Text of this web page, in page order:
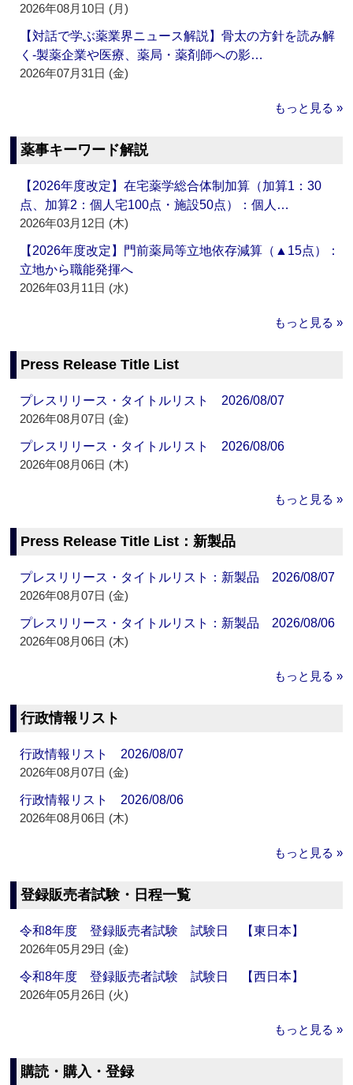
2026年08月10日 (月)
【対話で学ぶ薬業界ニュース解説】骨太の方針を読み解
く‐製薬企業や医療、薬局・薬剤師への影…
2026年07月31日 (金)
もっと見る »
薬事キーワード解説
【2026年度改定】在宅薬学総合体制加算（加算1：30
点、加算2：個人宅100点・施設50点）：個人…
2026年03月12日 (木)
【2026年度改定】門前薬局等立地依存減算（▲15点）：
立地から職能発揮へ
2026年03月11日 (水)
もっと見る »
Press Release Title List
プレスリリース・タイトルリスト 2026/08/07
2026年08月07日 (金)
プレスリリース・タイトルリスト 2026/08/06
2026年08月06日 (木)
もっと見る »
Press Release Title List：新製品
プレスリリース・タイトルリスト：新製品 2026/08/07
2026年08月07日 (金)
プレスリリース・タイトルリスト：新製品 2026/08/06
2026年08月06日 (木)
もっと見る »
行政情報リスト
行政情報リスト 2026/08/07
2026年08月07日 (金)
行政情報リスト 2026/08/06
2026年08月06日 (木)
もっと見る »
登録販売者試験・日程一覧
令和8年度 登録販売者試験 試験日 【東日本】
2026年05月29日 (金)
令和8年度 登録販売者試験 試験日 【西日本】
2026年05月26日 (火)
もっと見る »
購読・購入・登録